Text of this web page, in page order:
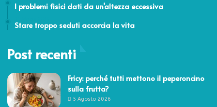
I problemi fisici dati da un’altezza eccessiva
Stare troppo seduti accorcia la vita
Post recenti
Fricy: perché tutti mettono il peperoncino
sulla frutta?
5 Agosto 2026